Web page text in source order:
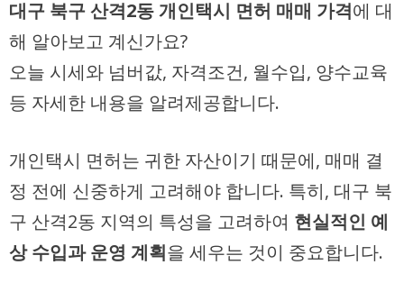
대구 북구 산격2동 개인택시 면허 매매 가격에 대
해 알아보고 계신가요?
오늘 시세와 넘버값, 자격조건, 월수입, 양수교육
등 자세한 내용을 알려제공합니다.
개인택시 면허는 귀한 자산이기 때문에, 매매 결
정 전에 신중하게 고려해야 합니다. 특히, 대구 북
구 산격2동 지역의 특성을 고려하여 현실적인 예
상 수입과 운영 계획을 세우는 것이 중요합니다.